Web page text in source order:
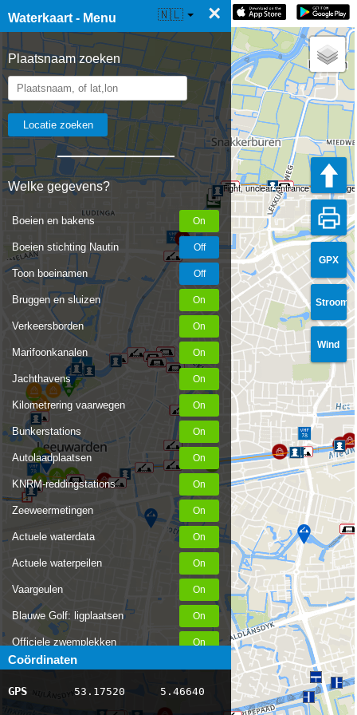
Waterkaart - Menu ×
Plaatsnaam zoeken
Welke gegevens?
Boeien en bakens
Boeien stichting Nautin
Toon boeinamen
Bruggen en sluizen
Verkeersborden
Marifoonkanalen
Jachthavens
Kilometrering vaarwegen
Bunkerstations
Autolaadplaatsen
KNRM-reddingstations
Zeeweermetingen
Actuele waterdata
Actuele waterpeilen
Vaargeulen
Blauwe Golf: ligplaatsen
Officiele zwemplekken
Stremmingen/hinder
AIS scheepsposities
Coördinaten
GPS 53.17520 5.46640
☰ Waterkaart Live 🇳🇱
GPX
Stroom
Wind
Tight, unclear entrance due to